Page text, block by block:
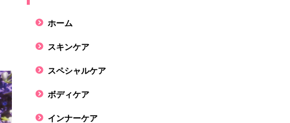
ホーム
スキンケア
スペシャルケア
ボディケア
インナーケア